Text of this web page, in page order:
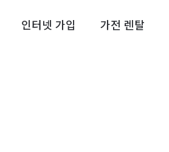
인터넷 가입 가전 렌탈